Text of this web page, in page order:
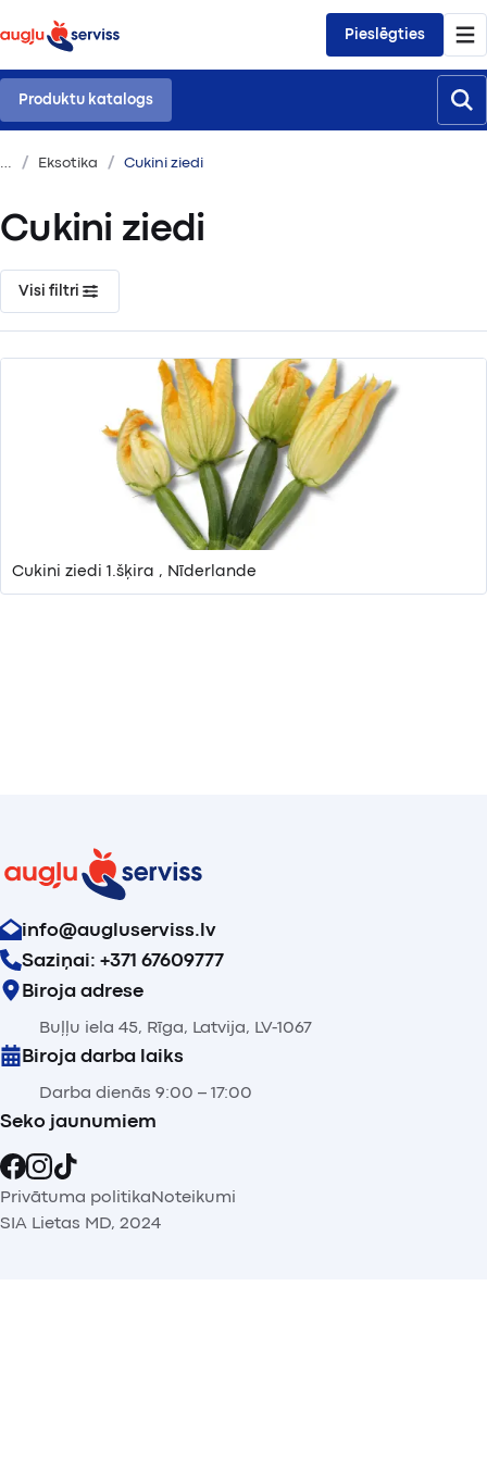
Pieslēgties
Produktu katalogs
Eksotika Cukini ziedi
Cukini ziedi
Visi filtri
Cukini ziedi 1.šķira , Nīderlande
info@augluserviss.lv
Saziņai: +371 67609777
Biroja adrese
Buļļu iela 45, Rīga, Latvija, LV-1067
Biroja darba laiks
Darba dienās 9:00 – 17:00
Seko jaunumiem
Privātuma politikaNoteikumi
SIA Lietas MD, 2024